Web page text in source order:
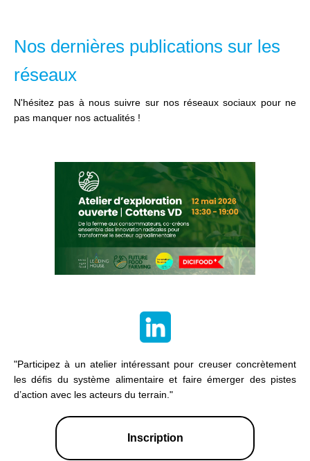
Nos dernières publications sur les
réseaux
N'hésitez pas à nous suivre sur nos réseaux sociaux pour ne
pas manquer nos actualités !
"Participez à un atelier intéressant pour creuser concrètement
les défis du système alimentaire et faire émerger des pistes
d’action avec les acteurs du terrain. "
Inscription